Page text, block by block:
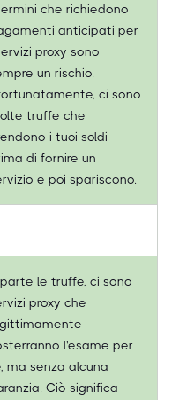
che richiedono
anticipati per
proxy sono
un rischio.
ci sono
truffe che
i tuoi soldi
di fornire un
e poi spariscono.
le truffe, ci sono
proxy che
l'esame per
ma senza alcuna
Ciò significa